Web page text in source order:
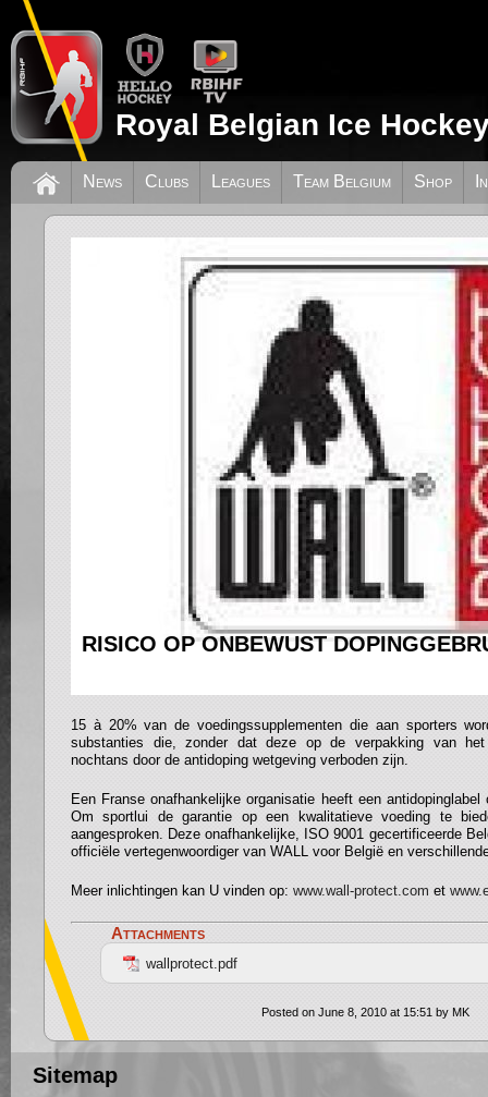
Royal Belgian Ice
News Clubs Leagues Team Belgium Shop
RISICO OP ONBEWUST
15 à 20% van de voedingssupplementen die aan sporters
substanties die, zonder dat deze op de verpakking van het
nochtans door de antidoping wetgeving verboden zijn.
Een Franse onafhankelijke organisatie heeft een
Om sportlui de garantie op een kwalitatieve voeding te
aangesproken. Deze onafhankelijke, ISO 9001 gecertificeerde
officiële vertegenwoordiger van WALL voor België en
Meer inlichtingen kan U vinden op: www.wall-protect.com et
Attachments
wallprotect.pdf
Posted on June 8, 2010 at 15:51 by MK
Sitemap